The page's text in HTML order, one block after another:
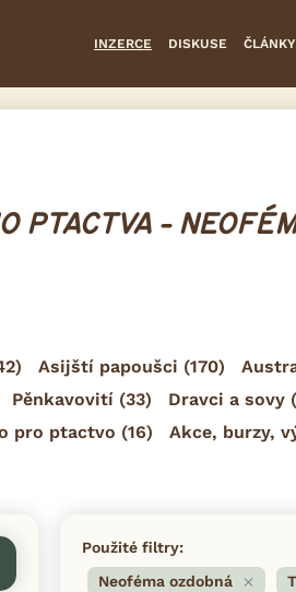
INZERCE DISKUSE ČLÁNKY
PTACTVA -
Asijští papoušci (170)
Pěnkavovití (33) Dravci a sovy
pro ptactvo (16) Akce, burzy,
Použité filtry:
Neoféma ozdobná